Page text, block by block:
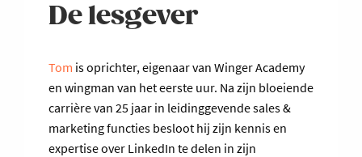
De lesgever
Tom is oprichter, eigenaar van Winger Academy
en wingman van het eerste uur. Na zijn bloeiende
carrière van 25 jaar in leidinggevende sales &
marketing functies besloot hij zijn kennis en
expertise over LinkedIn te delen in zijn